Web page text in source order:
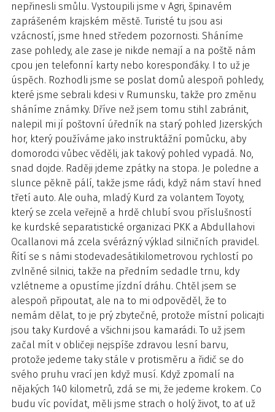
nepřinesli smůlu. Vystoupili jsme v Agri, špinavém
zaprášeném krajském městě. Turisté tu jsou asi
vzácností, jsme hned středem pozornosti. Sháníme
zase pohledy, ale zase je nikde nemají a na poště nám
cpou jen telefonní karty nebo koresponďáky. I to už je
úspěch. Rozhodli jsme se poslat domů alespoň pohledy,
které jsme sebrali kdesi v Rumunsku, takže pro změnu
sháníme známky. Dříve než jsem tomu stihl zabránit,
nalepil mi jí poštovní úředník na starý pohled Jizerských
hor, který používáme jako instruktážní pomůcku, aby
domorodci vůbec věděli, jak takový pohled vypadá. No,
snad dojde. Raději jdeme zpátky na stopa. Je poledne a
slunce pěkně pálí, takže jsme rádi, když nám staví hned
třetí auto. Ale ouha, mladý Kurd za volantem Toyoty,
který se zcela veřejně a hrdě chlubí svou příslušností
ke kurdské separatistické organizaci PKK a Abdullahovi
Ocallanovi má zcela svérázný výklad silničních pravidel.
Řítí se s námi stodevadesátikilometrovou rychlostí po
zvlněné silnici, takže na předním sedadle trnu, kdy
vzlétneme a opustíme jízdní dráhu. Chtěl jsem se
alespoň připoutat, ale na to mi odpověděl, že to
nemám dělat, to je prý zbytečné, protože místní policajti
jsou taky Kurdové a všichni jsou kamarádi. To už jsem
začal mít v obličeji nejspíše zdravou lesní barvu,
protože jedeme taky stále v protisměru a řidič se do
svého pruhu vrací jen když musí. Když zpomalí na
nějakých 140 kilometrů, zdá se mi, že jedeme krokem. Co
budu víc povídat, měli jsme strach o holý život, to ať už